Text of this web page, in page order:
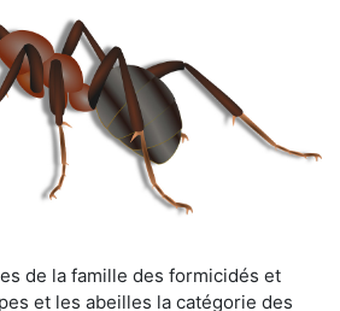
de la famille des formicidés et
et les abeilles la catégorie des